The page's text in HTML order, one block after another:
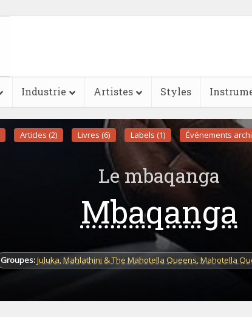
Industrie Artistes Styles
Articles (2) Livres (6) Labels (1) Événements
Le mbaqanga
Mbaqanga
Groupes:Juluka,Mahlathini & The Mahotella Queens,Mahotella